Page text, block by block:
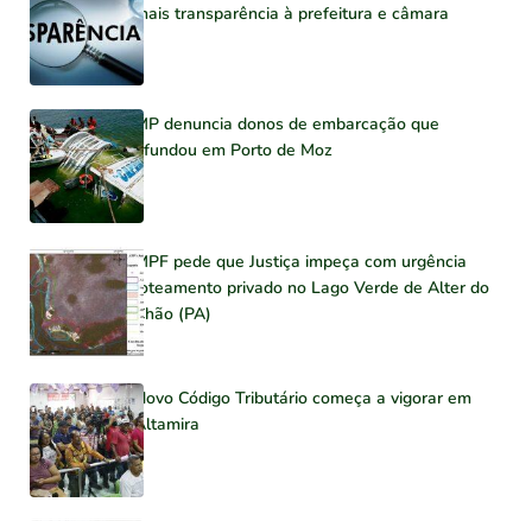
mais transparência à prefeitura e câmara
MP denuncia donos de embarcação que
afundou em Porto de Moz
MPF pede que Justiça impeça com urgência
loteamento privado no Lago Verde de Alter do
Chão (PA)
Novo Código Tributário começa a vigorar em
Altamira